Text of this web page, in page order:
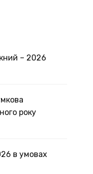
– 2026
року
в умовах